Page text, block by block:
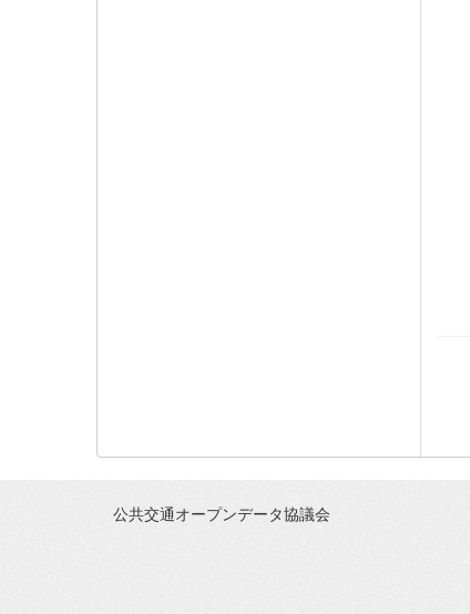
公共交通オープンデータ協議会